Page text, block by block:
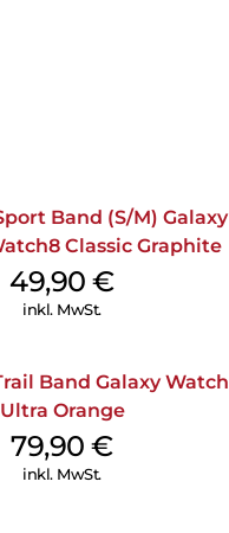
Band (S/M) Galaxy
Classic Graphite
49,90€
inkl. MwSt.
Band Galaxy Watch
Ultra Orange
79,90€
inkl. MwSt.